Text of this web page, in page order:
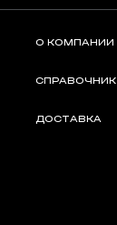
О КОМПАНИИ
СПРАВОЧНИК
ДОСТАВКА